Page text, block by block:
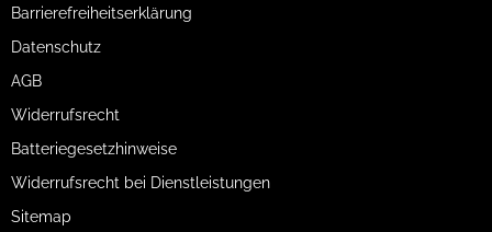
Barrierefreiheitserklärung
Datenschutz
AGB
Widerrufsrecht
Batteriegesetzhinweise
Widerrufsrecht bei Dienstleistungen
Sitemap